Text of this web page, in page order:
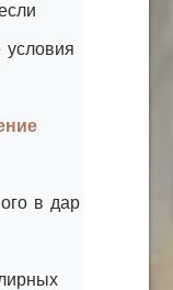
условия
в дар